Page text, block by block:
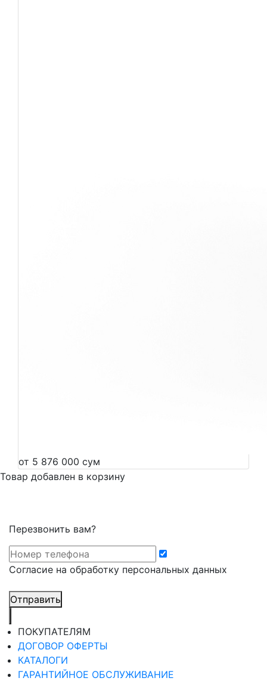
от 5 876 000 сум
Товар добавлен в корзину
Перезвонить вам?
Cогласие на обработку персональных данных
Отправить
ПОКУПАТЕЛЯМ
ДОГОВОР ОФЕРТЫ
КАТАЛОГИ
ГАРАНТИЙНОЕ ОБСЛУЖИВАНИЕ